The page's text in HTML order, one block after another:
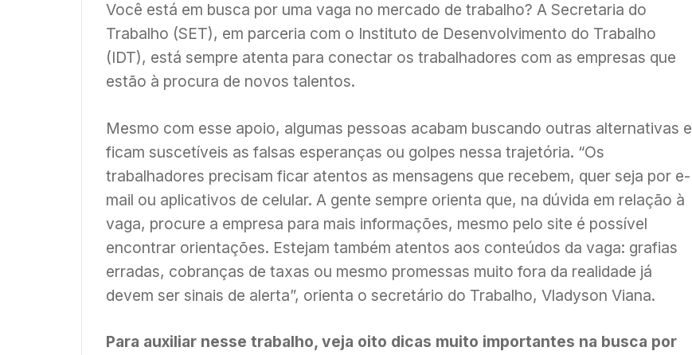
Você está em busca por uma vaga no mercado de trabalho? A Secretaria do
Trabalho (SET), em parceria com o Instituto de Desenvolvimento do Trabalho
(IDT), está sempre atenta para conectar os trabalhadores com as empresas que
estão à procura de novos talentos.
Mesmo com esse apoio, algumas pessoas acabam buscando outras alternativas e
ficam suscetíveis as falsas esperanças ou golpes nessa trajetória. “Os
trabalhadores precisam ficar atentos as mensagens que recebem, quer seja por e-
mail ou aplicativos de celular. A gente sempre orienta que, na dúvida em relação à
vaga, procure a empresa para mais informações, mesmo pelo site é possível
encontrar orientações. Estejam também atentos aos conteúdos da vaga: grafias
erradas, cobranças de taxas ou mesmo promessas muito fora da realidade já
devem ser sinais de alerta”, orienta o secretário do Trabalho, Vladyson Viana.
Para auxiliar nesse trabalho, veja oito dicas muito importantes na busca por